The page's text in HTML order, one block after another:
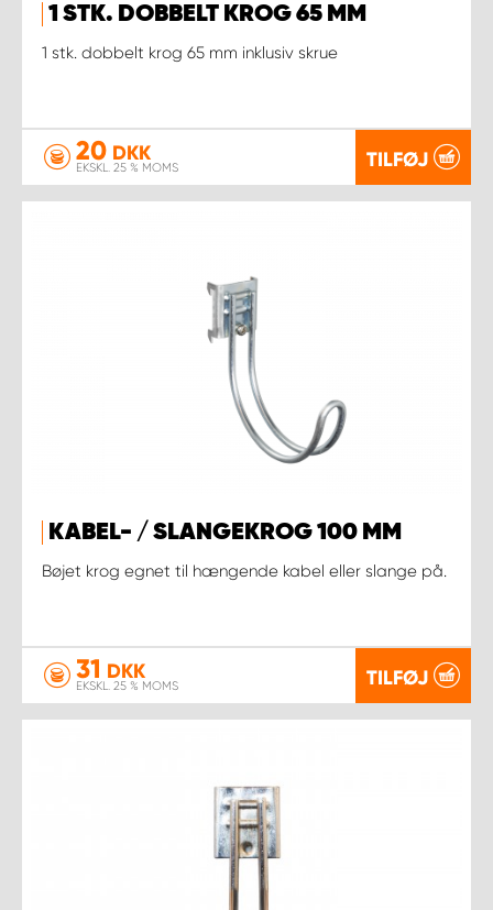
1 STK. DOBBELT KROG 65 MM
1 stk. dobbelt krog 65 mm inklusiv skrue
20 DKK
EKSKL. 25 % MOMS TILFØJ
KABEL- / SLANGEKROG 100 MM
Bøjet krog egnet til hængende kabel eller slange på.
31 DKK
EKSKL. 25 % MOMS TILFØJ